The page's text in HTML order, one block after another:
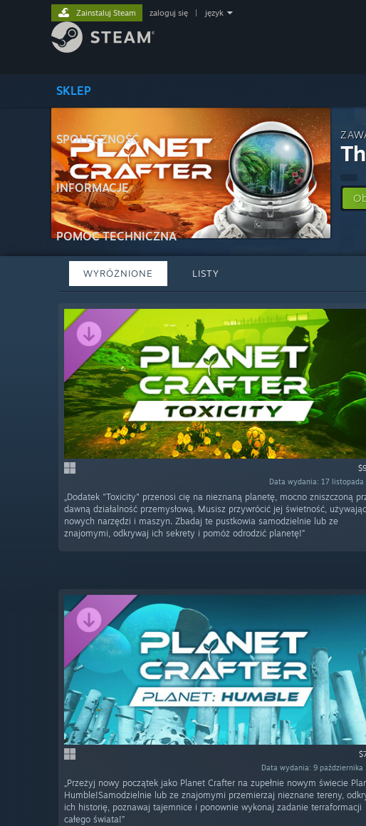
SKLEP
SPOŁECZNOŚĆ
INFORMACJE
POMOC TECHNICZNA
Zainstaluj Steam zaloguj się język
WYRÓŻNIONE LISTY
Data wydania: 17 listopada
„Dodatek "Toxicity" przenosi cię na nieznaną planetę, mocno zniszczoną
dawną działalność przemysłową. Musisz przywrócić jej świetność, używając
nowych narzędzi i maszyn. Zbadaj te pustkowia samodzielnie lub ze
znajomymi, odkrywaj ich sekrety i pomóż odrodzić planetę!”
Data wydania: 9 października
„Przeżyj nowy początek jako Planet Crafter na zupełnie nowym świecie
Humble!Samodzielnie lub ze znajomymi przemierzaj nieznane tereny,
ich historię, poznawaj tajemnice i ponownie wykonaj zadanie terraformacji
całego świata!”